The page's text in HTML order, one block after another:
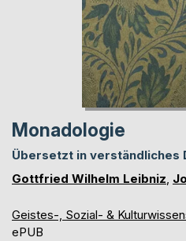
Monadologie
Übersetzt in verständliches
Gottfried Wilhelm Leibniz,
Geistes-, Sozial- &
ePUB